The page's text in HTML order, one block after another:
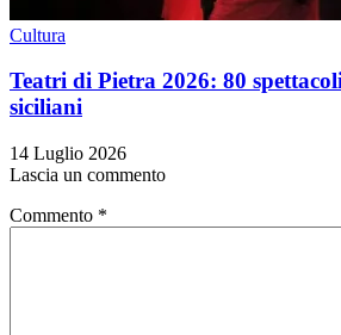
Cultura
Teatri di Pietra 2026: 80
siciliani
14 Luglio 2026
Lascia un commento
Commento *